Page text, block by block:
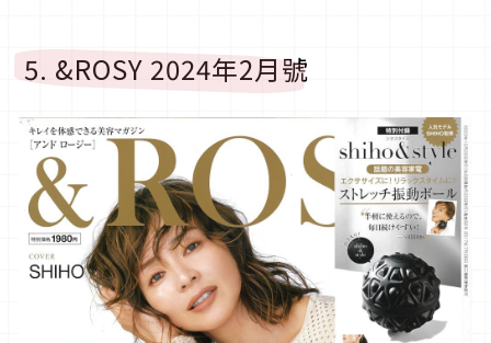
5. &ROSY 2024年2月號